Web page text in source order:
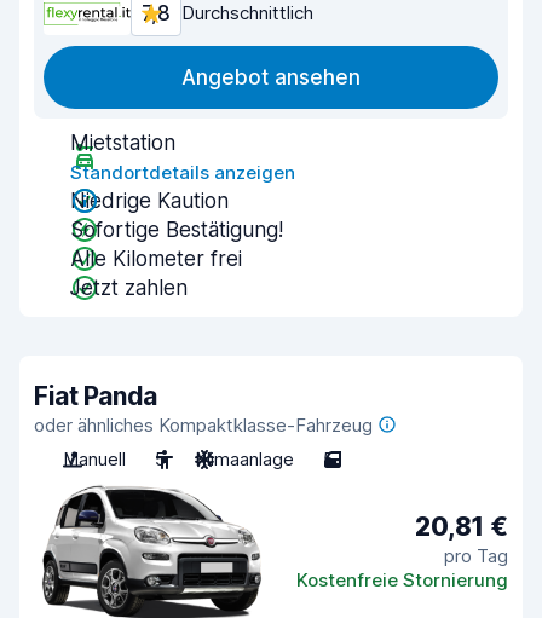
7,8 Durchschnittlich
Angebot ansehen
Mietstation
Standortdetails anzeigen
Niedrige Kaution
Sofortige Bestätigung!
Alle Kilometer frei
Jetzt zahlen
Fiat Panda
oder ähnliches Kompaktklasse-Fahrzeug
Manuell
5 Klimaanlage 5
20,81 €
pro Tag
Kostenfreie Stornierung